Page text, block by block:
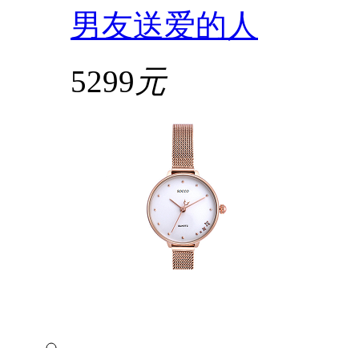
男友送爱的人
5299 元